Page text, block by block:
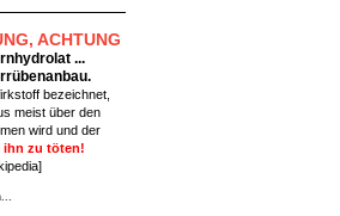
ACHTUNG
...
bezeichnet,
meist über den
wird und der
ihn zu töten!